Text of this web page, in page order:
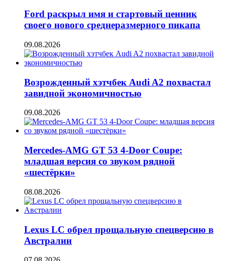
Ford раскрыл имя и стартовый ценник
своего нового среднеразмерного пикапа
09.08.2026
Возрожденный хэтчбек Audi A2 похвастал
завидной экономичностью
09.08.2026
Mercedes-AMG GT 53 4-Door Coupe:
младшая версия со звуком рядной
«шестёрки»
08.08.2026
Lexus LC обрел прощальную спецверсию в
Австралии